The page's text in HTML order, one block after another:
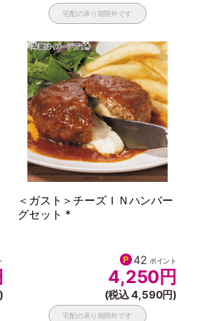
宅配の承り期間外です
＜ガスト＞チーズＩＮハンバー
グセット *
42 ポイント
4,250 円
(税込 4,590円)
宅配の承り期間外です